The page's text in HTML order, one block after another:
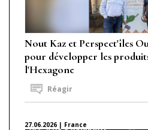
Nout Kaz et Perspect'îles
pour développer les
l'Hexagone
Réagir
27.06.2026 | France